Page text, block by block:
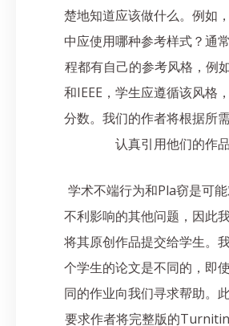
楚地知道应该做什么。例如
中应使用哪种参考样式？通
程都有自己的参考风格，例
和IEEE，学生应遵循该风格
分数。我们的作者将根据所
认真引用他们的作品
学术不端行为和Pla窃是可
不利影响的其他问题，因此
将其原创作品提交给学生。
个学生的论文是不同的，即
同的作业向我们寻求帮助。
要求作者将完整版的